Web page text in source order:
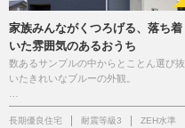
家族みんながくつろげる、落ち着
いた雰囲気のあるおうち
数あるサンプルの中からとことん選び抜
いたきれいなブルーの外観。
長期優良住宅 耐震等級3 ZEH水準